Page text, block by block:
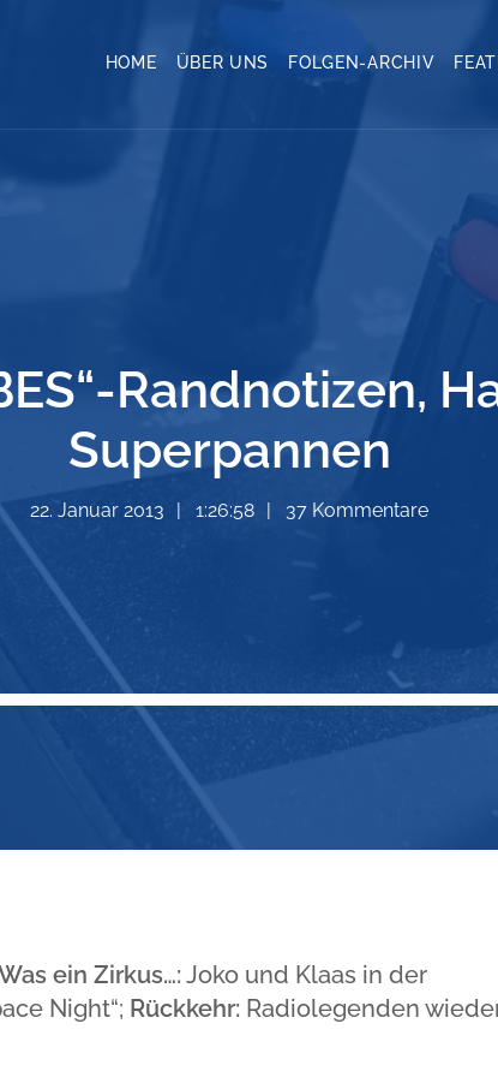
HOME ÜBER UNS FOLGEN-ARCHIV
Randnotizen,
Superpannen
22. Januar 2013 1:26:58 37 Kommentare
ein Zirkus…: Joko und Klaas in der
Night“; Rückkehr: Radiolegenden